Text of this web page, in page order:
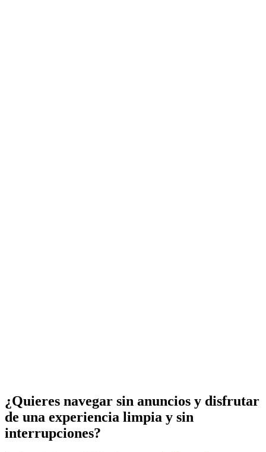
¿Quieres navegar sin anuncios y disfrutar
de una experiencia limpia y sin
interrupciones?